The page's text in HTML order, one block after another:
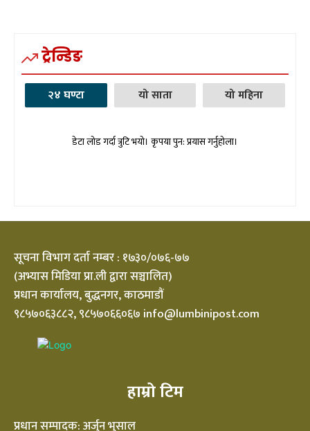
ट्रेन्डिङ
२४ घण्टा यो साता यो महिना
डेटा लोड गर्दा त्रुटि भयो। कृपया पुन: प्रयास गर्नुहोला।
सूचना विभाग दर्ता नम्बर : १७३०/०७६-७७
(अभ्यास मिडिया प्रा.ली द्वारा सञ्चालित)
प्रधान कार्यालय, बुद्धनगर, काठमाडौं
९८५७०६३८८२, ९८५७०६६०६७ info@lumbinipost.com
हाम्रो टिम
प्रधान सम्पादक: अर्जुन भुसाल